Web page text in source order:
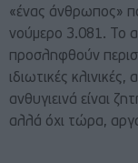
«ένας άνθρωπος»
νούμερο 3.081. Το
προσληφθούν
ιδιωτικές
ανθυγιεινά είναι
αλλά όχι τώρα,